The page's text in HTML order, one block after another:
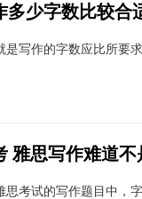
多少字数比较合
写作的字数应比所要
雅思写作难道
考试的写作题目中，